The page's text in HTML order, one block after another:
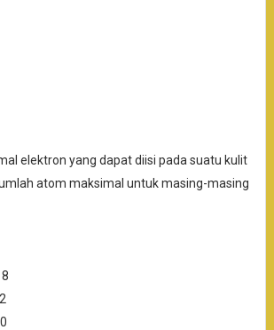
elektron yang dapat diisi pada suatu kulit
atom maksimal untuk masing-masing